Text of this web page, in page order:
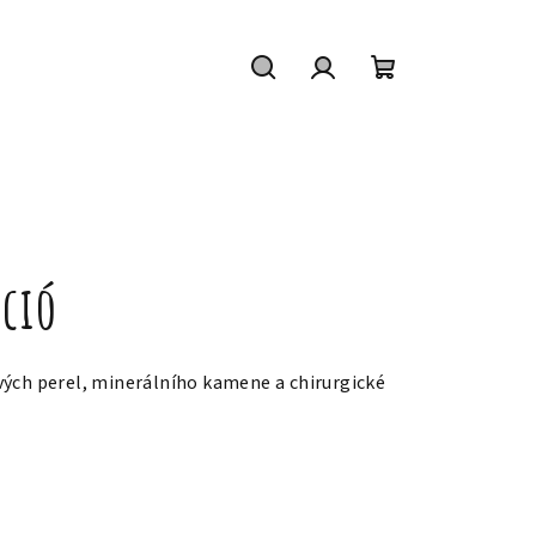
perel, minerálního kamene a chirurgické